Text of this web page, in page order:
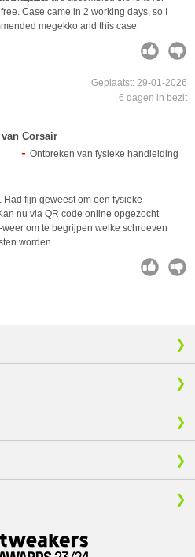
Case came in 2 working days, so I
megekko and this case
Geplaatst: 29-01-2026
6 dagen in bezit
Corsair
Ontbreken van fysieke handleiding
fijn geweest om een fysieke
nu via QR code online opgezocht
om te begrijpen welke schroeven
worden